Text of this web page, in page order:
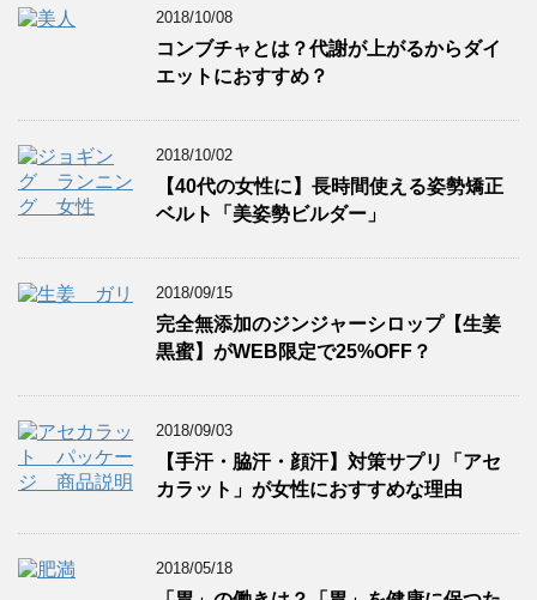
2018/10/08
コンブチャとは？代謝が上がるからダイ
エットにおすすめ？
2018/10/02
【40代の女性に】長時間使える姿勢矯正
ベルト「美姿勢ビルダー」
2018/09/15
完全無添加のジンジャーシロップ【生姜
黒蜜】がWEB限定で25%OFF？
2018/09/03
【手汗・脇汗・顔汗】対策サプリ「アセ
カラット」が女性におすすめな理由
2018/05/18